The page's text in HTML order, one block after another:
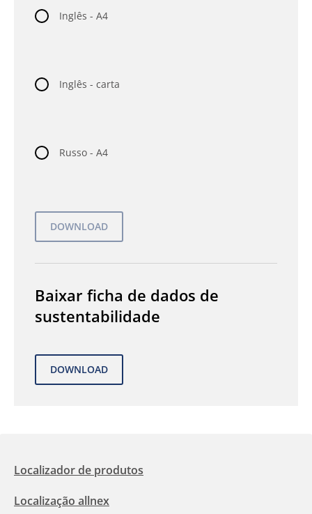
Inglês - A4
Inglês - carta
Russo - A4
Baixar ficha de dados de
sustentabilidade
Localizador de produtos
Localização allnex